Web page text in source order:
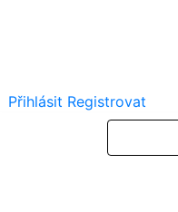
Přihlásit Registrovat